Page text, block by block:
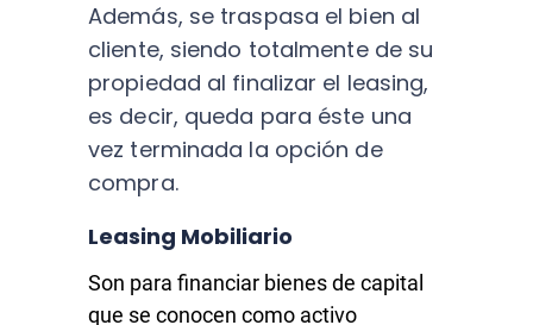
Además, se traspasa el bien al
cliente, siendo totalmente de su
propiedad al finalizar el leasing,
es decir, queda para éste una
vez terminada la opción de
compra.
Leasing Mobiliario
Son para financiar bienes de capital
que se conocen como activo